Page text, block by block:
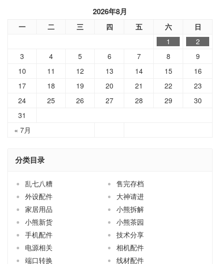
2026年8月
一 二 三 四 五 六 日
« 7月
1
2
3
4 5 6 7 8
9
10
11 12 13 14 15
16
17
18 19 20 21 22
23
24
25 26 27 28 29
30
31
分类目录
乱七八糟
售完存档
外设配件
大神请进
家居用品
小熊拆解
小熊新货
小熊茶园
手机配件
技术分享
电源相关
相机配件
端口转换
线材配件